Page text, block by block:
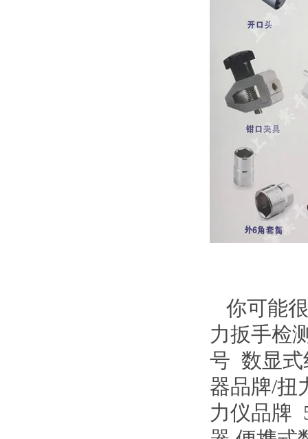
你可能
力扳手检
号 数显
器品牌/扭
力仪品牌